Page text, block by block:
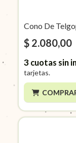
Cono De
$ 2.080,00
3cuotas sin
tarjetas.